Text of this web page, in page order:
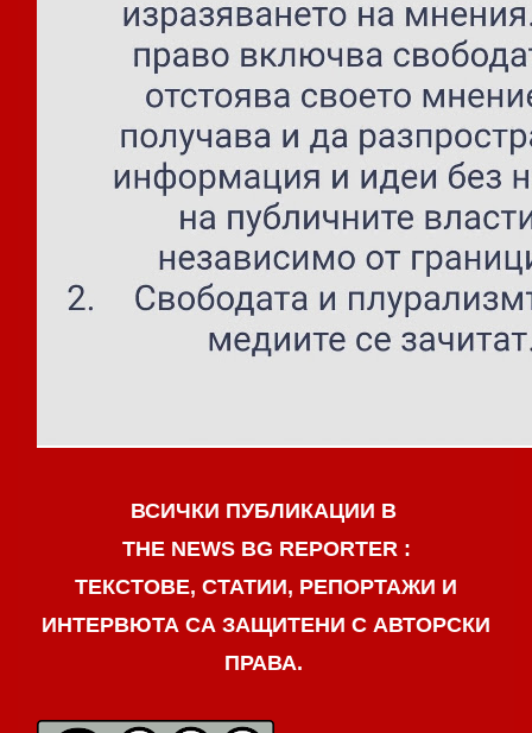
ВСИЧКИ ПУБЛИКАЦИИ В
THE NEWS BG REPORTER :
ТЕКСТОВЕ, СТАТИИ, РЕПОРТАЖИ И
ИНТЕРВЮТА СА ЗАЩИТЕНИ С АВТОРСКИ
ПРАВА.